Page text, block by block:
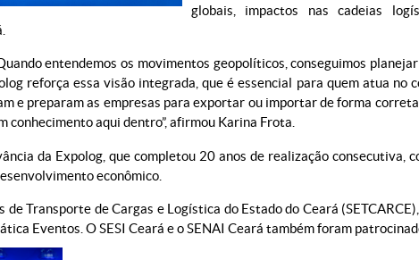
globais, impactos nas cadeias
entendemos os movimentos geopolíticos, conseguimos
reforça essa visão integrada, que é essencial para quem atua no
e preparam as empresas para exportar ou importar de forma
aqui dentro”, afirmou Karina Frota.
da Expolog, que completou 20 anos de realização consecutiva,
econômico.
Transporte de Cargas e Logística do Estado do Ceará
Eventos. O SESI Ceará e o SENAI Ceará também foram